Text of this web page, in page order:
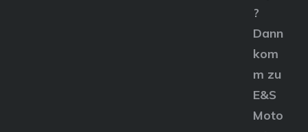
?
Dann
kom
m zu
E&S
Moto